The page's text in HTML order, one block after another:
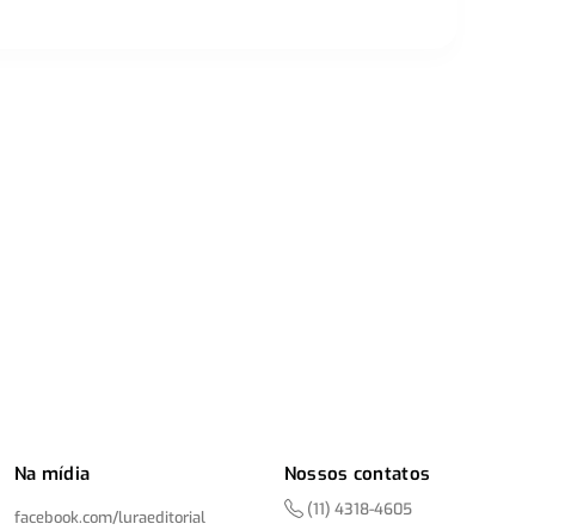
Na mídia
facebook.com/luraeditorial
Nossos contatos
(11) 4318-4605